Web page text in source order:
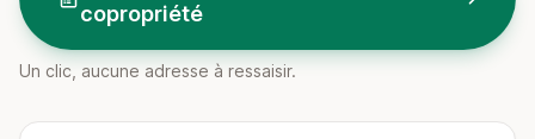
copropriété
Un clic, aucune adresse à ressaisir.